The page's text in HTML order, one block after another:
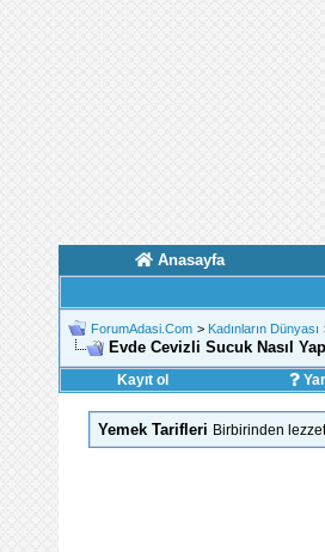
Anasayfa
ForumAdasi.Com > Kadınların Dünyası
Evde Cevizli Sucuk Nasıl
Kayıt ol
Yemek Tarifleri Birbirinden